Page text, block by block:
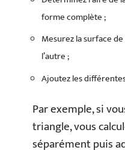
forme complète ;
Mesurez la surface
l’autre ;
Ajoutez les
Par exemple, si
triangle, vous
séparément puis